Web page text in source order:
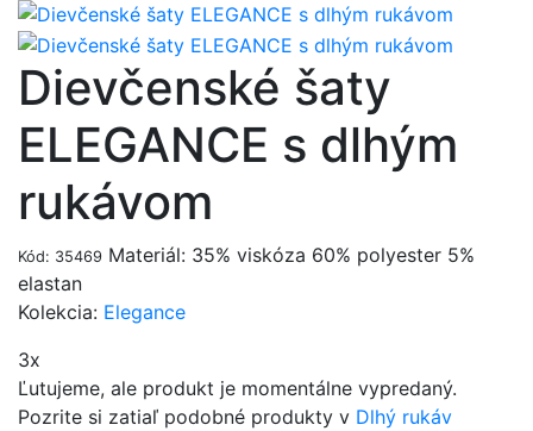
Dievčenské šaty
ELEGANCE s dlhým
rukávom
Kód: 35469 Materiál: 35% viskóza 60% polyester 5%
elastan
Kolekcia: Elegance
3x
Ľutujeme, ale produkt je momentálne vypredaný.
Pozrite si zatiaľ podobné produkty v Dlhý rukáv